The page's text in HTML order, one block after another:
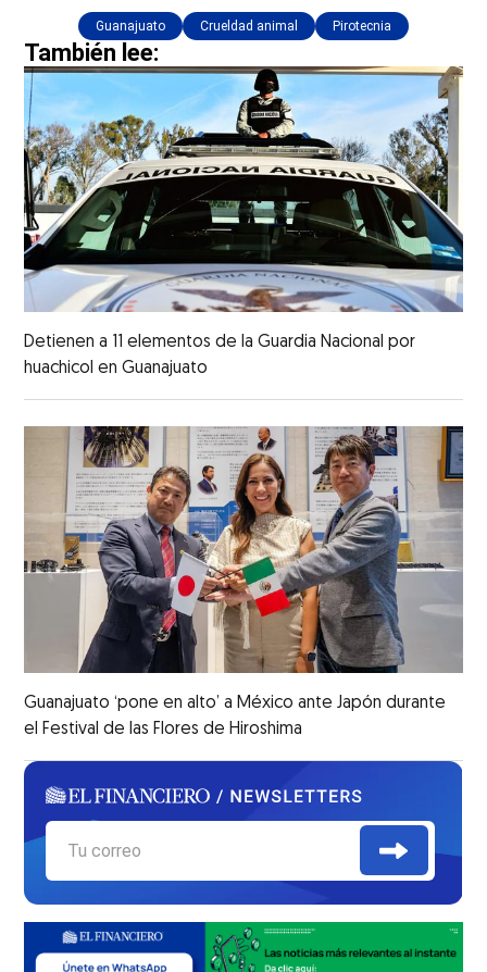
Guanajuato Crueldad animal Pirotecnia
También lee:
Detienen a 11 elementos de la Guardia Nacional por
huachicol en Guanajuato
Guanajuato ‘pone en alto’ a México ante Japón durante
el Festival de las Flores de Hiroshima